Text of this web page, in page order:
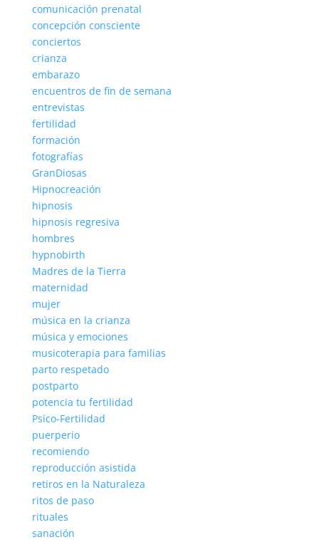
comunicación prenatal
concepción consciente
conciertos
crianza
embarazo
encuentros de fin de semana
entrevistas
fertilidad
formación
fotografías
GranDiosas
Hipnocreación
hipnosis
hipnosis regresiva
hombres
hypnobirth
Madres de la Tierra
maternidad
mujer
música en la crianza
música y emociones
musicoterapia para familias
parto respetado
postparto
potencia tu fertilidad
Psico-Fertilidad
puerperio
recomiendo
reproducción asistida
retiros en la Naturaleza
ritos de paso
rituales
sanación